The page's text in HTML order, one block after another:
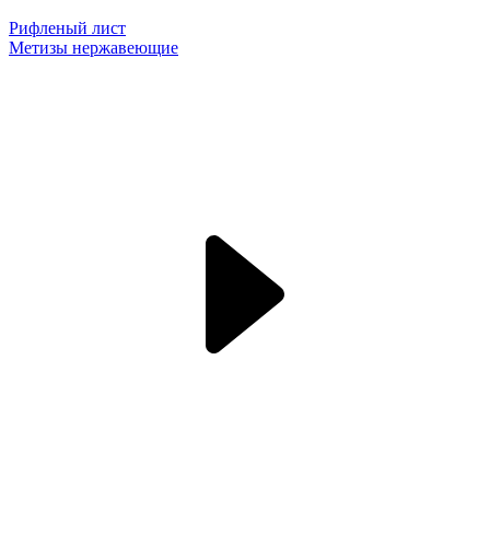
Рифленый лист
Метизы нержавеющие